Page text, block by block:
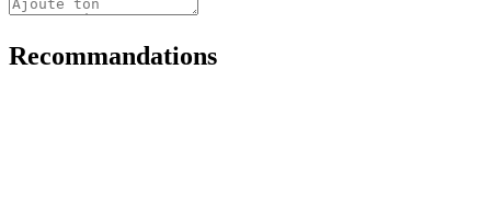
Recommandations